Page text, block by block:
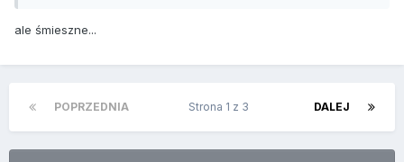
ale śmieszne...
POPRZEDNIA DALEJ
Strona 1 z 3